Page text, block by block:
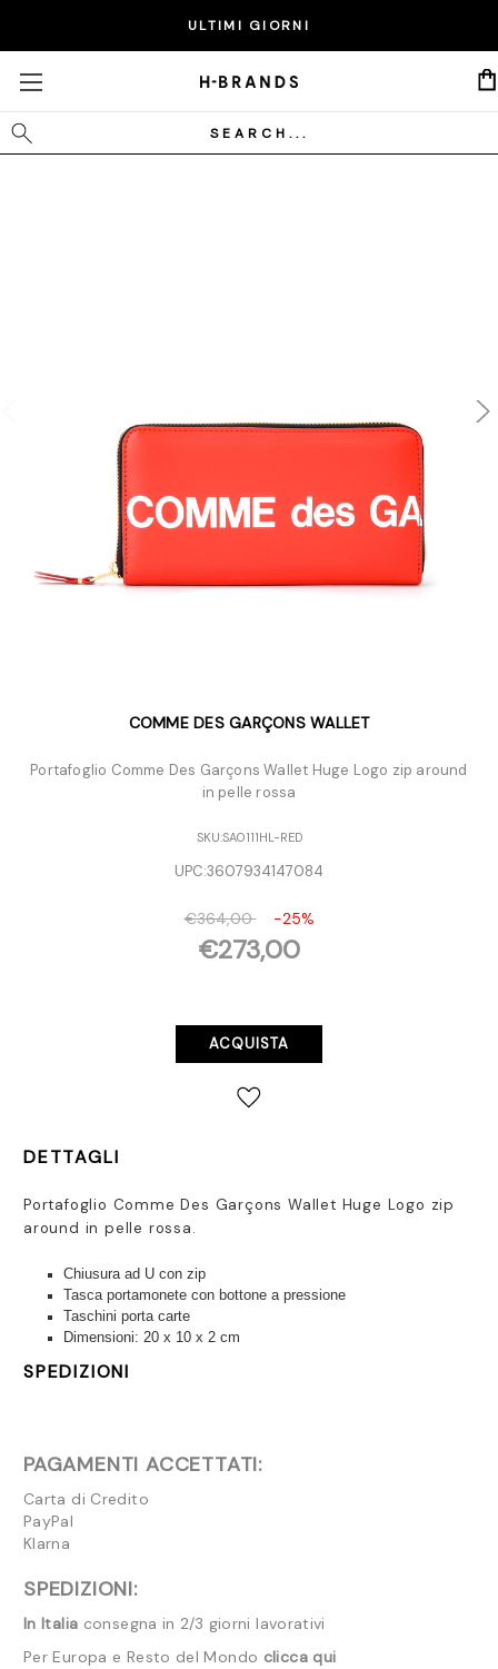
EXTRA 20% SUI PRODOTTI IN SALDO - CODICE:
ULTIMI GIORNI
Cerca
COMME DES GARÇONS WALLET
Portafoglio Comme Des Garçons Wallet Huge Logo zip around
in pelle rossa
SKU:SA0111HL-RED
UPC:3607934147084
€364,00 -25%
€273,00
DETTAGLI
Portafoglio Comme Des Garçons Wallet Huge Logo zip
around in pelle rossa.
Chiusura ad U con zip
Tasca portamonete con bottone a pressione
Taschini porta carte
Dimensioni: 20 x 10 x 2 cm
SPEDIZIONI
PAGAMENTI ACCETTATI:
Carta di Credito
PayPal
Klarna
SPEDIZIONI:
In Italia consegna in 2/3 giorni lavorativi
Per Europa e Resto del Mondo clicca qui